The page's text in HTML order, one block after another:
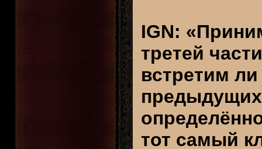
IGN:
третей
встретим
тот самый